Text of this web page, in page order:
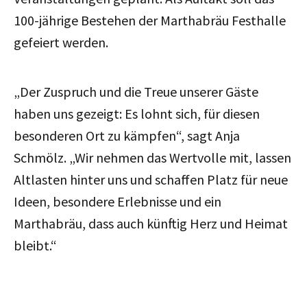
100-jährige Bestehen der Marthabräu Festhalle
gefeiert werden.
„Der Zuspruch und die Treue unserer Gäste
haben uns gezeigt: Es lohnt sich, für diesen
besonderen Ort zu kämpfen“, sagt Anja
Schmölz. „Wir nehmen das Wertvolle mit, lassen
Altlasten hinter uns und schaffen Platz für neue
Ideen, besondere Erlebnisse und ein
Marthabräu, dass auch künftig Herz und Heimat
bleibt.“